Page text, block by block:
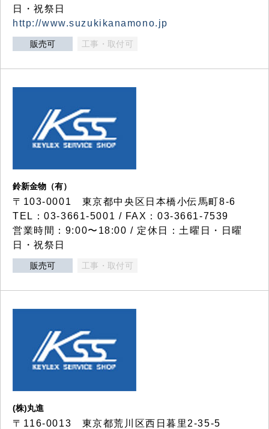
日・祝祭日
http://www.suzukikanamono.jp
販売可 工事・取付可
鈴新金物（有）
〒103-0001 東京都中央区日本橋小伝馬町8-6
TEL：03-3661-5001 / FAX：03-3661-7539
営業時間：9:00〜18:00 / 定休日：土曜日・日曜
日・祝祭日
販売可 工事・取付可
(株)丸進
〒116-0013 東京都荒川区西日暮里2-35-5